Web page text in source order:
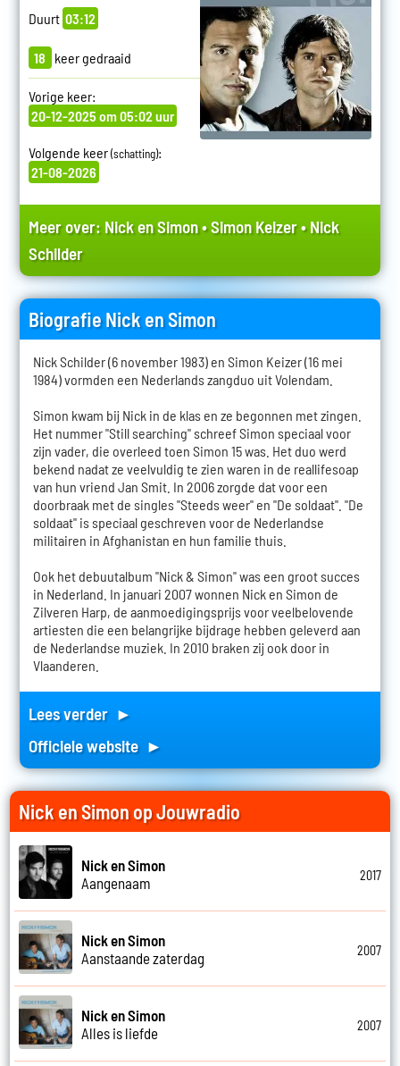
Duurt 03:12
18 keer gedraaid
Vorige keer:
20-12-2025 om 05:02 uur
Volgende keer(schatting):
21-08-2026
Meer over: Nick en Simon•Simon Keizer•Nick
Schilder
Biografie Nick en Simon
Nick Schilder (6 november 1983) en Simon Keizer (16 mei
1984) vormden een Nederlands zangduo uit Volendam.
Simon kwam bij Nick in de klas en ze begonnen met zingen.
Het nummer "Still searching" schreef Simon speciaal voor
zijn vader, die overleed toen Simon 15 was. Het duo werd
bekend nadat ze veelvuldig te zien waren in de reallifesoap
van hun vriend Jan Smit. In 2006 zorgde dat voor een
doorbraak met de singles "Steeds weer" en "De soldaat". "De
soldaat" is speciaal geschreven voor de Nederlandse
militairen in Afghanistan en hun familie thuis.
Ook het debuutalbum "Nick & Simon" was een groot succes
in Nederland. In januari 2007 wonnen Nick en Simon de
Zilveren Harp, de aanmoedigingsprijs voor veelbelovende
artiesten die een belangrijke bijdrage hebben geleverd aan
de Nederlandse muziek. In 2010 braken zij ook door in
Vlaanderen.
Lees verder ►
Officiele website ►
Nick en Simon op Jouwradio
Nick en Simon
Aangenaam
2017
Nick en Simon
Aanstaande zaterdag
2007
Nick en Simon
Alles is liefde
2007